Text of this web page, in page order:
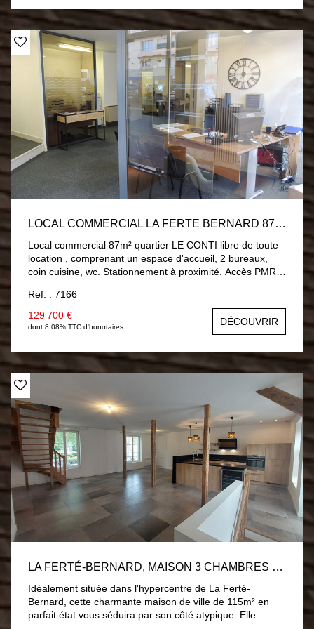
LOCAL COMMERCIAL LA FERTE BERNARD 87 M2
Local commercial 87m² quartier LE CONTI libre de toute
location , comprenant un espace d'accueil, 2 bureaux,
coin cuisine, wc. Stationnement à proximité. Accès PMR
Ref. : 7166
129 700 €
dont 8.08% TTC d'honoraires DÉCOUVRIR
LA FERTÉ-BERNARD, MAISON 3 CHAMBRES 115M²
Idéalement située dans l'hypercentre de La Ferté-
Bernard, cette charmante maison de ville de 115m² en
parfait état vous séduira par son côté atypique. Elle